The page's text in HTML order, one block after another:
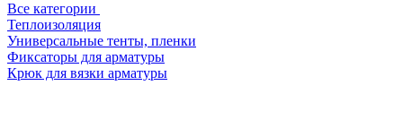
Все категории
Теплоизоляция
Универсальные тенты, пленки
Фиксаторы для арматуры
Крюк для вязки арматуры